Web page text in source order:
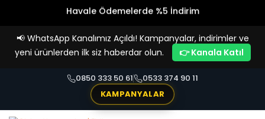
Vade Farksız 4 Taksit İmkanı!
📢 WhatsApp Kanalımız Açıldı! Kampanyalar, indirimler ve
yeni ürünlerden ilk siz haberdar olun.
👉 Kanala Katıl
0850 333 50 61
0533 374 90 11
KAMPANYALAR